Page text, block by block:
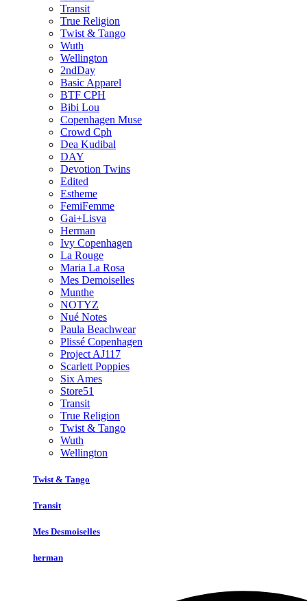
Transit
True Religion
Twist & Tango
Wuth
Wellington
2ndDay
Basic Apparel
BTF CPH
Bibi Lou
Copenhagen Muse
Crowd Cph
Dea Kudibal
DAY
Devotion Twins
Edited
Estheme
FemiFemme
Gai+Lisva
Herman
Ivy Copenhagen
La Rouge
Maria La Rosa
Mes Demoiselles
Munthe
NOTYZ
Nué Notes
Paula Beachwear
Plissé Copenhagen
Project AJ117
Scarlett Poppies
Six Ames
Store51
Transit
True Religion
Twist & Tango
Wuth
Wellington
Twist & Tango
Transit
Mes Desmoiselles
herman